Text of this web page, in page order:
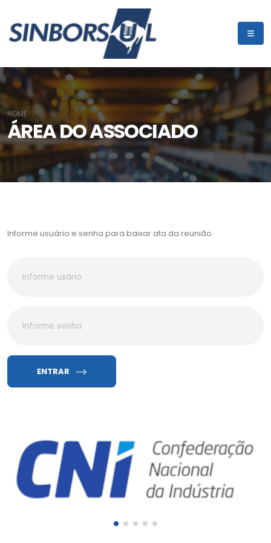
ÁREA DO ASSOCIADO
HOME
Informe usuário e senha para baixar ata da reunião.
ENTRAR